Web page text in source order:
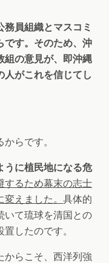
務員組織とマスコミ
です。そのため、沖
組の意見が、即沖縄
人がこれを信じてし
らです。
うに植民地になる危
するため幕末の志士
えました。 具体的
いて琉球を清国との
したのです。
からこそ、西洋列強